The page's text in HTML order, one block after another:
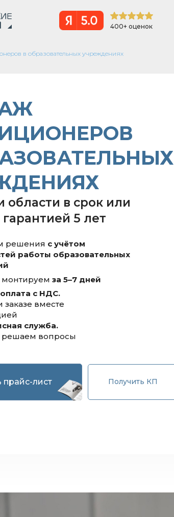
400+ оценок
в образовательных учреждениях
прайс-лист Получить КП
решения с учётом
работы образовательных
за 5–7 дней
с НДС.
вместе
служба.
решаем вопросы
области в срок или
5 лет